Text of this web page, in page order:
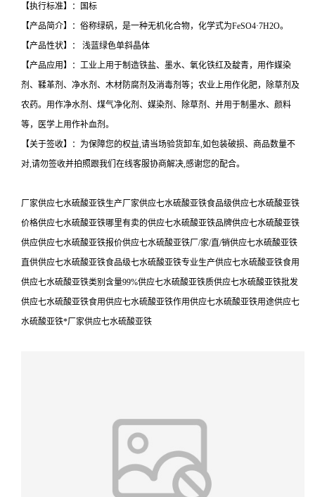
【执行标准】：国标
【产品简介】：俗称绿矾，是一种无机化合物，化学式为FeSO4·7H2O。
【产品性状】： 浅蓝绿色单斜晶体
【产品应用】：工业上用于制造铁盐、墨水、氧化铁红及靛青，用作媒染
剂、鞣革剂、净水剂、木材防腐剂及消毒剂等；农业上用作化肥，除草剂及
农药。用作净水剂、煤气净化剂、媒染剂、除草剂、并用于制墨水、颜料
等，医学上用作补血剂。
【关于签收】：为保障您的权益,请当场验货卸车,如包装破损、商品数量不
对,请勿签收并拍照跟我们在线客服协商解决,感谢您的配合。
厂家供应七水硫酸亚铁生产厂家供应七水硫酸亚铁食品级供应七水硫酸亚铁
价格供应七水硫酸亚铁哪里有卖的供应七水硫酸亚铁品牌供应七水硫酸亚铁
供应供应七水硫酸亚铁报价供应七水硫酸亚铁厂/家/直/销供应七水硫酸亚铁
直供供应七水硫酸亚铁食品级七水硫酸亚铁专业生产供应七水硫酸亚铁食用
供应七水硫酸亚铁类别含量99%供应七水硫酸亚铁质供应七水硫酸亚铁批发
供应七水硫酸亚铁食用供应七水硫酸亚铁作用供应七水硫酸亚铁用途供应七
水硫酸亚铁*厂家供应七水硫酸亚铁